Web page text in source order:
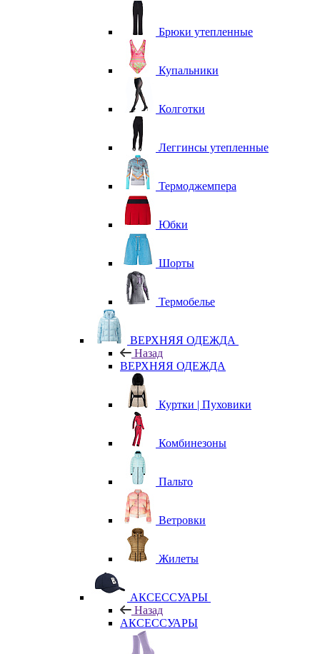
Брюки утепленные
Купальники
Колготки
Леггинсы утепленные
Термоджемпера
Юбки
Шорты
Термобелье
ВЕРХНЯЯ ОДЕЖДА
Назад
ВЕРХНЯЯ ОДЕЖДА
Куртки | Пуховики
Комбинезоны
Пальто
Ветровки
Жилеты
АКСЕССУАРЫ
Назад
АКСЕССУАРЫ